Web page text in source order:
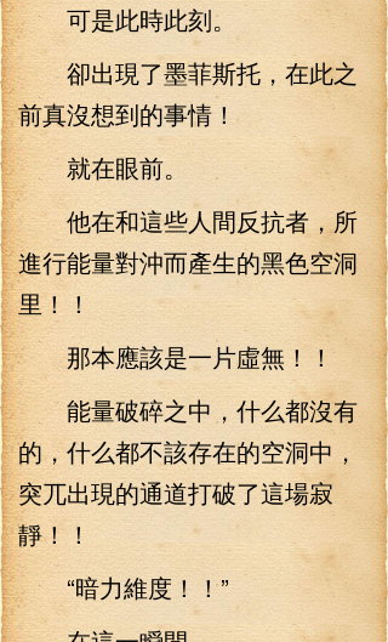
可是此時此刻。
卻出現了墨菲斯托，在此之
前真沒想到的事情！
就在眼前。
他在和這些人間反抗者，所
進行能量對沖而產生的黑色空洞
里！！
那本應該是一片虛無！！
能量破碎之中，什么都沒有
的，什么都不該存在的空洞中，
突兀出現的通道打破了這場寂
靜！！
“暗力維度！！”